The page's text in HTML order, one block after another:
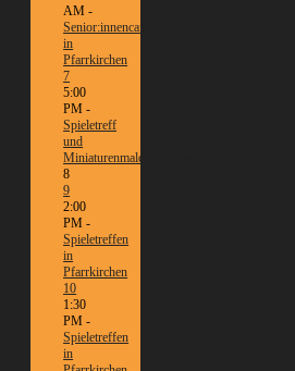
AM -
Senior:innencafé
in
Pfarrkirchen
7
5:00
PM -
Spieletreff
und
Miniaturenmalen/Tabletop
8
9
2:00
PM -
Spieletreffen
in
Pfarrkirchen
10
1:30
PM -
Spieletreffen
in